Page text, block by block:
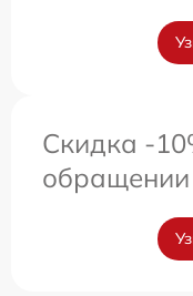
Скидка -
обращении